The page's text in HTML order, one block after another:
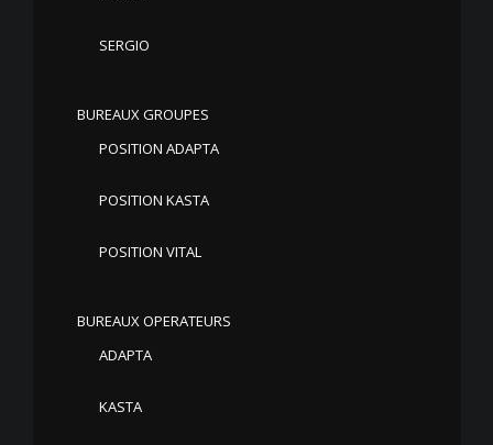
SERGIO
BUREAUX GROUPES
POSITION ADAPTA
POSITION KASTA
POSITION VITAL
BUREAUX OPERATEURS
ADAPTA
KASTA